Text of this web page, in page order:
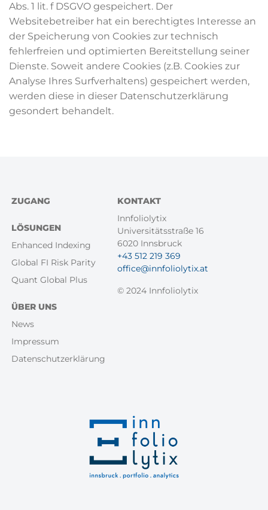
Abs. 1 lit. f DSGVO gespeichert. Der
Websitebetreiber hat ein berechtigtes Interesse an
der Speicherung von Cookies zur technisch
fehlerfreien und optimierten Bereitstellung seiner
Dienste. Soweit andere Cookies (z.B. Cookies zur
Analyse Ihres Surfverhaltens) gespeichert werden,
werden diese in dieser Datenschutzerklärung
gesondert behandelt.
Footer
ZUGANG
LÖSUNGEN
Enhanced Indexing
Global FI Risk Parity
Quant Global Plus
ÜBER UNS
News
Impressum
Datenschutzerklärung
KONTAKT
Innfoliolytix
Universitätsstraße 16
6020 Innsbruck
+43 512 219 369
office@innfoliolytix.at
© 2024 Innfoliolytix